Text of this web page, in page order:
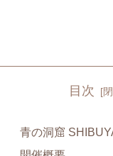
目次
青の洞窟